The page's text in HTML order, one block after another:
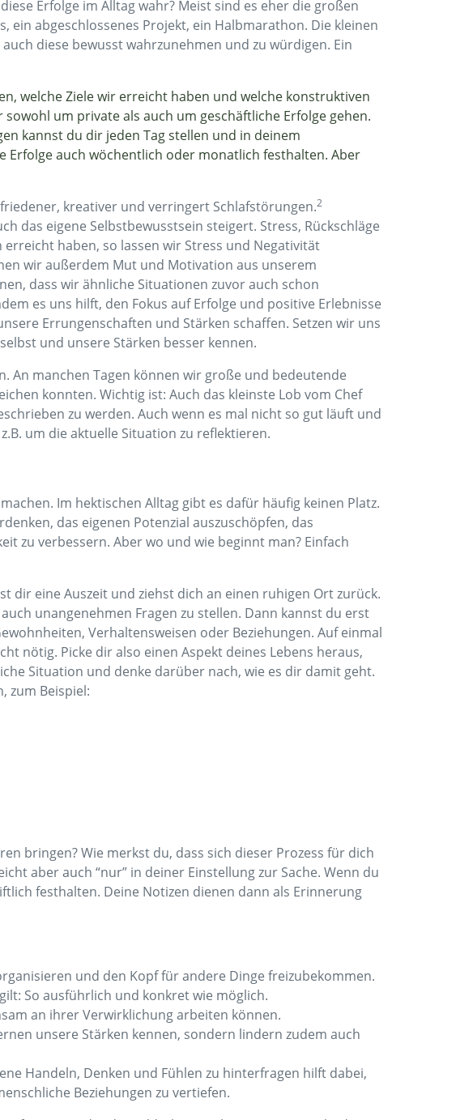
Erfolge im Alltag wahr? Meist sind es eher die großen
ein abgeschlossenes Projekt, ein Halbmarathon. Die kleinen
diese bewusst wahrzunehmen und zu würdigen. Ein
welche Ziele wir erreicht haben und welche konstruktiven
um private als auch um geschäftliche Erfolge gehen.
kannst du dir jeden Tag stellen und in deinem
Erfolge auch wöchentlich oder monatlich festhalten. Aber
kreativer und verringert Schlafstörungen.2
das eigene Selbstbewusstsein steigert. Stress, Rückschläge
haben, so lassen wir Stress und Negativität
wir außerdem Mut und Motivation aus unserem
dass wir ähnliche Situationen zuvor auch schon
es uns hilft, den Fokus auf Erfolge und positive Erlebnisse
Errungenschaften und Stärken schaffen. Setzen wir uns
und unsere Stärken besser kennen.
An manchen Tagen können wir große und bedeutende
konnten. Wichtig ist: Auch das kleinste Lob vom Chef
zu werden. Auch wenn es mal nicht so gut läuft und
um die aktuelle Situation zu reflektieren.
Im hektischen Alltag gibt es dafür häufig keinen Platz.
das eigenen Potenzial auszuschöpfen, das
zu verbessern. Aber wo und wie beginnt man? Einfach
dir eine Auszeit und ziehst dich an einen ruhigen Ort zurück.
unangenehmen Fragen zu stellen. Dann kannst du erst
Verhaltensweisen oder Beziehungen. Auf einmal
nötig. Picke dir also einen Aspekt deines Lebens heraus,
Situation und denke darüber nach, wie es dir damit geht.
zum Beispiel:
bringen? Wie merkst du, dass sich dieser Prozess für dich
aber auch “nur” in deiner Einstellung zur Sache. Wenn du
festhalten. Deine Notizen dienen dann als Erinnerung
und den Kopf für andere Dinge freizubekommen.
So ausführlich und konkret wie möglich.
an ihrer Verwirklichung arbeiten können.
unsere Stärken kennen, sondern lindern zudem auch
Handeln, Denken und Fühlen zu hinterfragen hilft dabei,
Beziehungen zu vertiefen.